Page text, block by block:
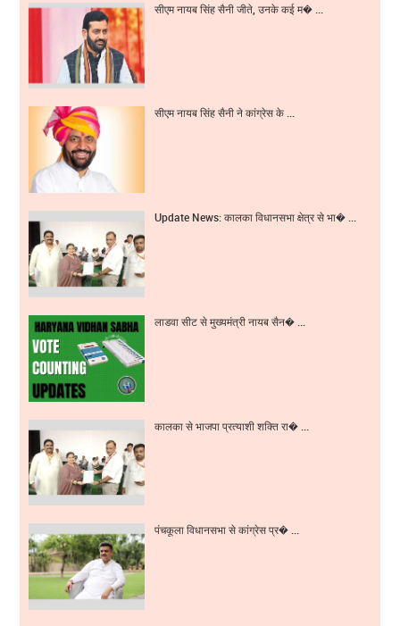
सीएम नायब सिंह सैनी जीते, उनके कई म� ...
सीएम नायब सिंह सैनी ने कांग्रेस के ...
Update News: कालका विधानसभा क्षेत्र से भा� ...
लाडवा सीट से मुख्यमंत्री नायब सैन� ...
कालका से भाजपा प्रत्याशी शक्ति रा� ...
पंचकूला विधानसभा से कांग्रेस प्र� ...